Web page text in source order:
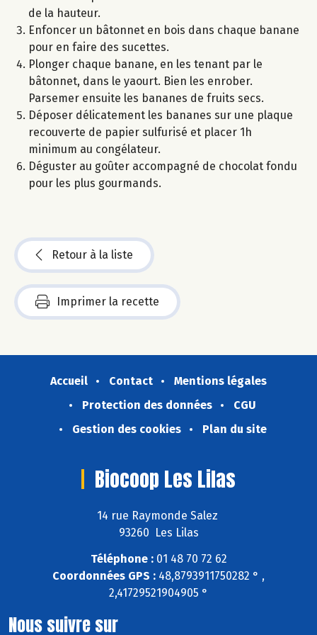
de la hauteur.
Enfoncer un bâtonnet en bois dans chaque banane
pour en faire des sucettes.
Plonger chaque banane, en les tenant par le
bâtonnet, dans le yaourt. Bien les enrober.
Parsemer ensuite les bananes de fruits secs.
Déposer délicatement les bananes sur une plaque
recouverte de papier sulfurisé et placer 1h
minimum au congélateur.
Déguster au goûter accompagné de chocolat fondu
pour les plus gourmands.
Retour à la liste
Imprimer la recette
Accueil Contact
Mentions légales
Protection des données
CGU
Gestion des cookies
Plan du site
Biocoop Les Lilas
14 rue Raymonde Salez
93260 Les Lilas
Téléphone :01 48 70 72 62
Coordonnées GPS : 48,8793911750282 ° ,
2,41729521904905 °
Nous suivre sur